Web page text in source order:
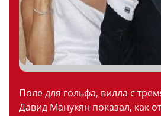
Поле для гольфа, вилла с
Давид Манукян показал, как